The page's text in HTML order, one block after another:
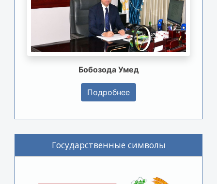
Бобозода Умед
Подробнее
Государственные символы